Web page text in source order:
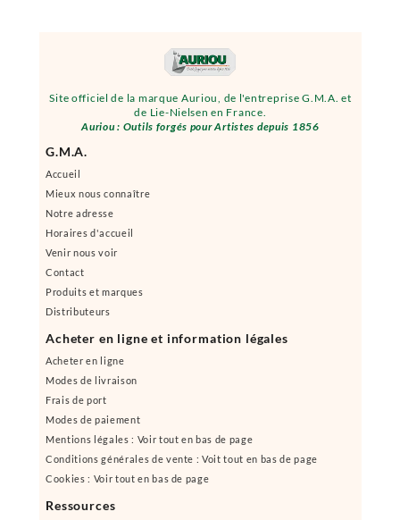
Site officiel de la marque Auriou, de l'entreprise G.M.A. et
de Lie-Nielsen en France.
Auriou : Outils forgés pour Artistes depuis 1856
G.M.A.
Accueil
Mieux nous connaître
Notre adresse
Horaires d'accueil
Venir nous voir
Contact
Produits et marques
Distributeurs
Acheter en ligne et information légales
Acheter en ligne
Modes de livraison
Frais de port
Modes de paiement
Mentions légales : Voir tout en bas de page
Conditions générales de vente : Voit tout en bas de page
Cookies : Voir tout en bas de page
Ressources